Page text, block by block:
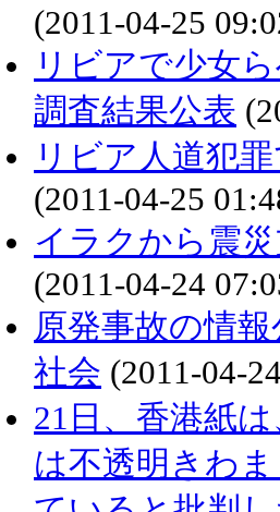
(2011-04-25
リビアで少女
調査結果公表
リビア人道犯
(2011-04-25
イラクから震
(2011-04-24
原発事故の情
社会 (2011-04-
21日、香港紙
は不透明きわ